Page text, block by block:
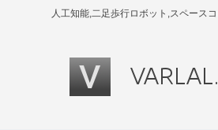
人工知能,二足歩行ロボット,スペースコ